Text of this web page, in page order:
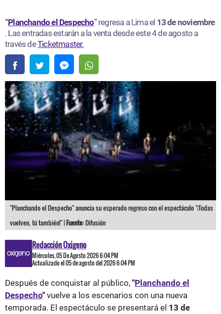
“Planchando el Despecho” regresa a Lima el 13 de noviembre
. Las entradas estarán a la venta desde este 4 de agosto a
través deTicketmaster.
"Planchando el Despecho" anuncia su esperado regreso con el espectáculo "¡Todas
vuelven, tú también!" |Fuente:Difusión
Redacción Oxigeno
Miércoles, 05 De Agosto 2026 6:04 PM
Actualizado el 05 de agosto del 2026 6:04 PM
Después de conquistar al público, "Planchando el
Despecho" vuelve a los escenarios con una nueva
temporada. El espectáculo se presentará el 13 de